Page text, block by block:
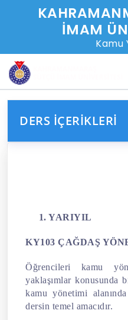
İMAM
Kamu
DERS İÇERIKLERI
1. YARIYIL
KY103 ÇAĞDAŞ
Öğrencileri kamu
yaklaşımlar konusunda
kamu yönetimi
dersin temel amacıdır.